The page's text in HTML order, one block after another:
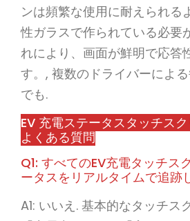
ンは頻繁な使用に耐えられる
性ガラスで作られている必要
れにより、画面が鮮明で応答
す。, 複数のドライバーによ
でも.
EV 充電ステータスタッチス
よくある質問
Q1: すべてのEV充電タッチス
ータスをリアルタイムで追跡
A1: いいえ. 基本的なタッチス